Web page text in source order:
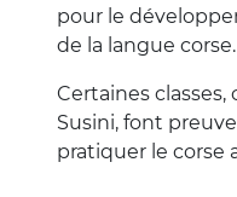
pour le
de la langue corse.
Certaines
Susini, font
pratiquer le corse